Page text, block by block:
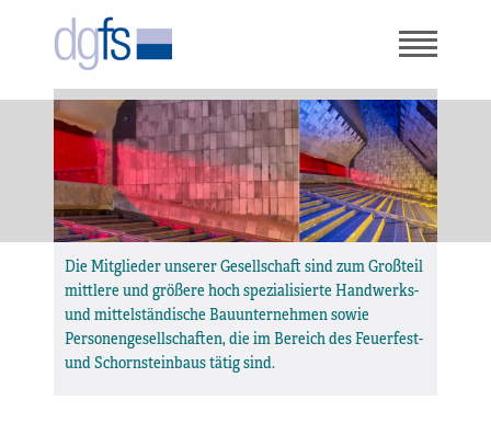
Die Mitglieder unserer Gesellschaft sind zum Großteil
mittlere und größere hoch spezialisierte Handwerks-
und mittelständische Bauunternehmen sowie
Personengesellschaften, die im Bereich des Feuerfest-
und Schornsteinbaus tätig sind.